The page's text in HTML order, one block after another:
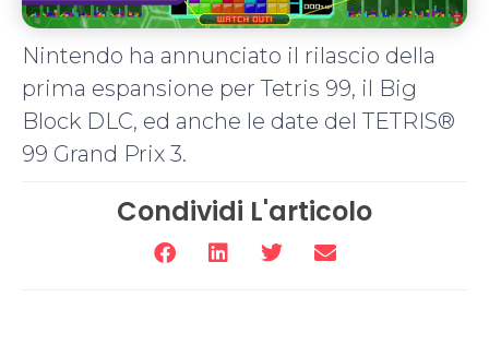
Nintendo ha annunciato il rilascio della
prima espansione per Tetris 99, il Big
Block DLC, ed anche le date del TETRIS®
99 Grand Prix 3.
Condividi L'articolo